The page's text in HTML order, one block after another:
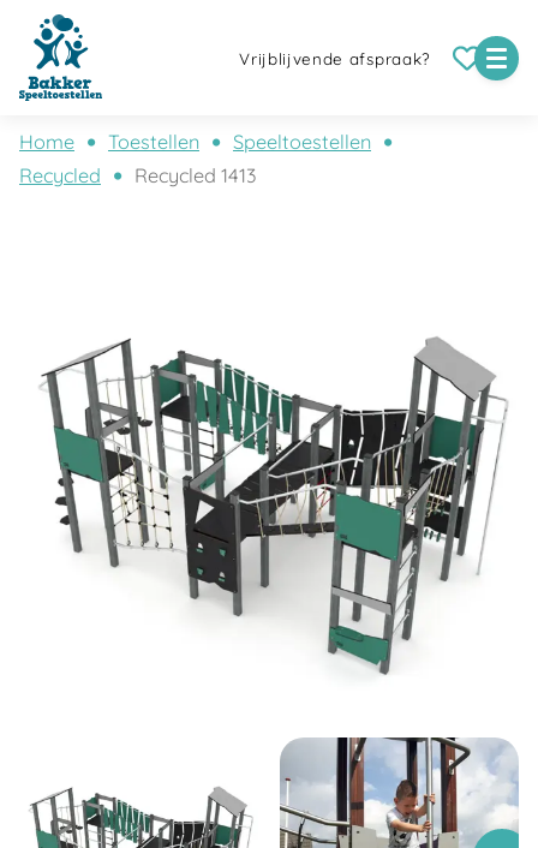
Vrijblijvende afspraak?
Home Toestellen
Speeltoestellen
Recycled
Recycled 1413